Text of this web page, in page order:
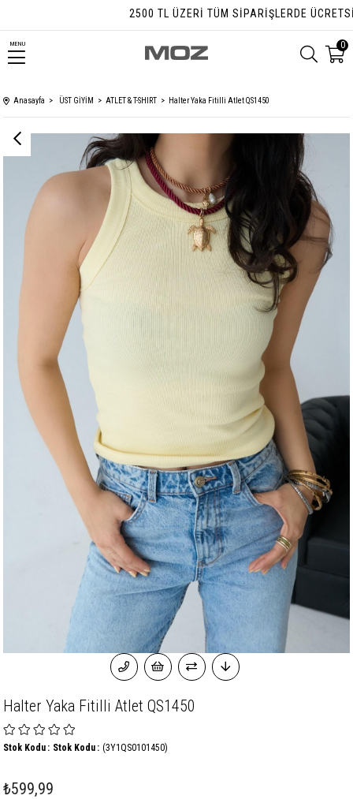
2500 TL ÜZERI TÜM SIPARIŞLERDE ÜCRETSIZ
MENU 0
Anasayfa ÜST GİYİM ATLET & T-SHIRT Halter Yaka Fitilli Atlet QS1450
Halter Yaka Fitilli Atlet QS1450
(3Y1QS0101450)
Stok Kodu Stok Kodu
₺599,99